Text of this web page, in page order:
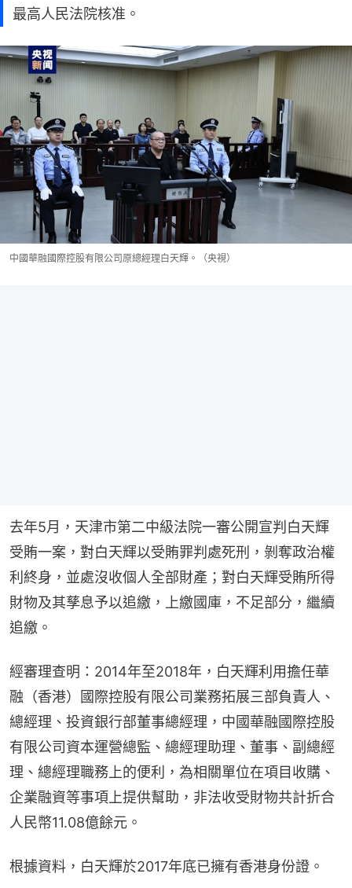
最高人民法院核准。
中國華融國際控股有限公司原總經理白天輝。（央視）
去年5月，天津市第二中級法院一審公開宣判白天輝
受賄一案，對白天輝以受賄罪判處死刑，剝奪政治權
利終身，並處沒收個人全部財產；對白天輝受賄所得
財物及其孳息予以追繳，上繳國庫，不足部分，繼續
追繳。
經審理查明：2014年至2018年，白天輝利用擔任華
融（香港）國際控股有限公司業務拓展三部負責人、
總經理、投資銀行部董事總經理，中國華融國際控股
有限公司資本運營總監、總經理助理、董事、副總經
理、總經理職務上的便利，為相關單位在項目收購、
企業融資等事項上提供幫助，非法收受財物共計折合
人民幣11.08億餘元。
根據資料，白天輝於2017年底已擁有香港身份證。